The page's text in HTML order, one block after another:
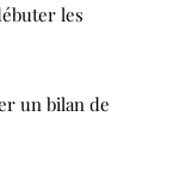
les
un bilan de